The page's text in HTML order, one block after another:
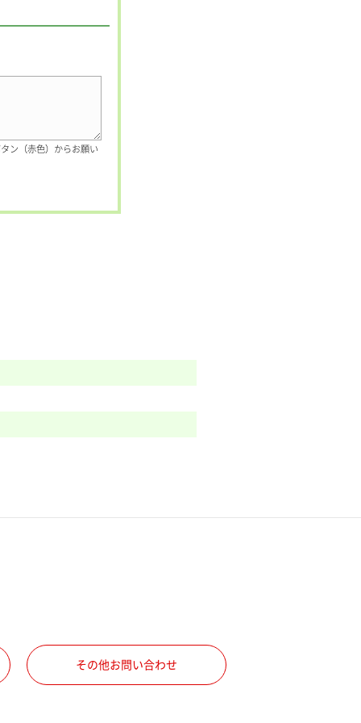
ン（赤色）からお願い
その他お問い合わせ